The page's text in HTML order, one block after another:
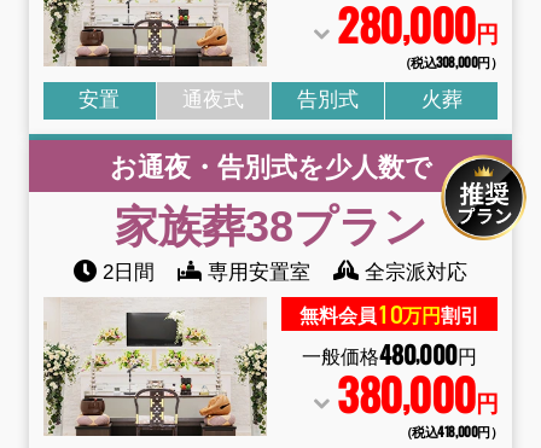
280,000円
（税込308,000円）
安置 通夜式 告別式 火葬
お通夜・告別式を少人数で
家族葬38プラン
2日間 専用安置室 全宗派対応
無料会員10万円割引
一般価格480,000円
380,000円
（税込418,000円）